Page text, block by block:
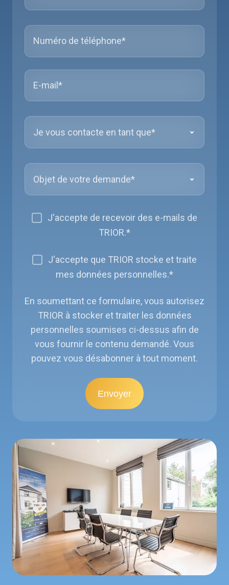
J'accepte de recevoir des e-mails de
TRIOR.*
J'accepte que TRIOR stocke et traite
mes données personnelles.*
En soumettant ce formulaire, vous autorisez
TRIOR à stocker et traiter les données
personnelles soumises ci-dessus afin de
vous fournir le contenu demandé. Vous
pouvez vous désabonner à tout moment.